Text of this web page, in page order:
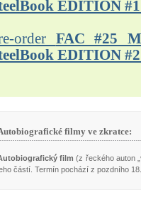
EDITION #1
order FAC #25
EDITION #2
filmy ve zkratce:
film (z řeckého auton
částí. Termín pochází z pozdního